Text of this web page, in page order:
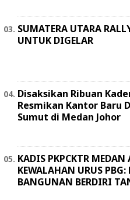
SUMATERA UTARA
UNTUK DIGELAR
Disaksikan Ribuan
Resmikan Kantor Baru
Sumut di Medan Johor
KADIS PKPCKTR MEDAN
KEWALAHAN URUS
BANGUNAN BERDIRI